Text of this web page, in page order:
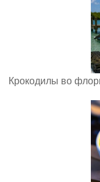
Крокодилы во